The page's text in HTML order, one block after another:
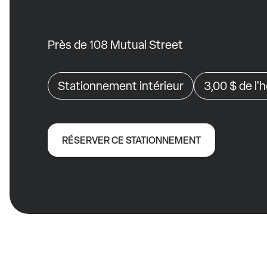
Près de 108 Mutual Street
Stationnement intérieur 3,00 $de
RÉSERVER CE STATIONNEMENT